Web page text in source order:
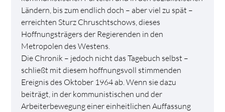
Ländern, bis zum endlich doch – aber viel zu spät –
erreichten Sturz Chruschtschows, dieses
Hoffnungsträgers der Regierenden in den
Metropolen des Westens.
Die Chronik – jedoch nicht das Tagebuch selbst –
schließt mit diesem hoffnungsvoll stimmenden
Ereignis des Oktober 1964 ab. Wenn sie dazu
beiträgt, in der kommunistischen und der
Arbeiterbewegung einer einheitlichen Auffassung